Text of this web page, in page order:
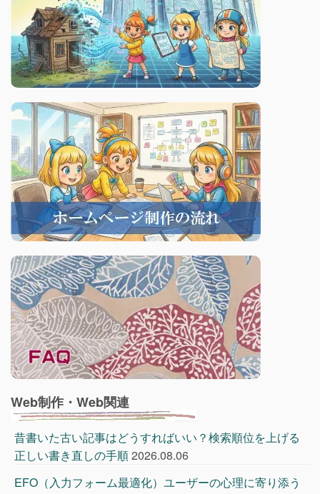
Web制作・Web関連
昔書いた古い記事はどうすればいい？検索順位を上げる
正しい書き直しの手順2026.08.06
EFO（入力フォーム最適化）ユーザーの心理に寄り添う